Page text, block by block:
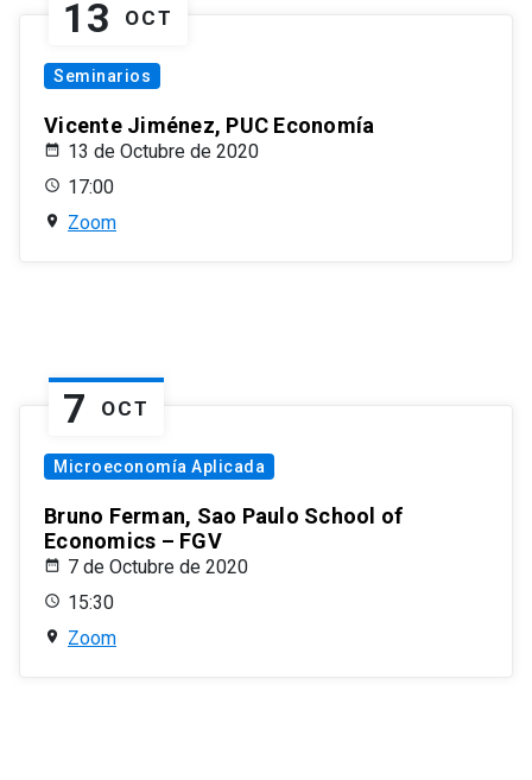
13 OCT
Seminarios
Vicente Jiménez, PUC Economía
13 de Octubre de 2020
17:00
Zoom
7 OCT
Microeconomía Aplicada
Bruno Ferman, Sao Paulo School of
Economics – FGV
7 de Octubre de 2020
15:30
Zoom